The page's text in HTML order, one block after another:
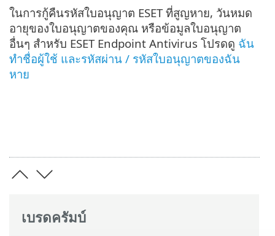
เบรดครัมบ์
ในการกู้คืนรหัสใบอนุญาต ESET ที่สูญหาย, วันหมด
อายุของใบอนุญาตของคุณ หรือข้อมูลใบอนุญาต
อื่นๆ สำหรับ ESET Endpoint Antivirus โปรดดู ฉัน
ทำชื่อผู้ใช้ และรหัสผ่าน / รหัสใบอนุญาตของฉัน
หาย